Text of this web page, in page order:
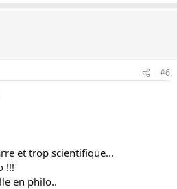
#6
et trop scientifique...
!!!
en philo..